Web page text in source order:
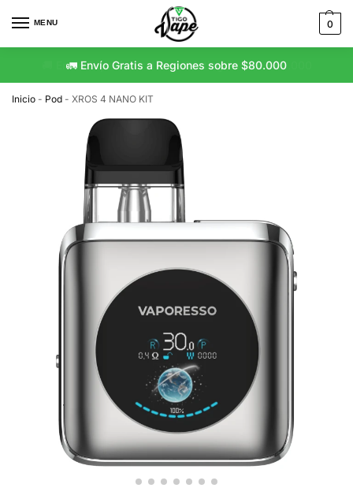
MENU 0
🚛 Envío Gratis a Regiones sobre $80.000
Inicio - Pod - XROS 4 NANO KIT